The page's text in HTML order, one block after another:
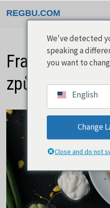
na
REGBU.COM
Francouzský
způsobů
We've detected
speaking a
you want to
English
Change
Close and do not